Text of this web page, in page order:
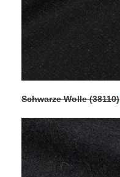
Schwarze Wolle (38110)